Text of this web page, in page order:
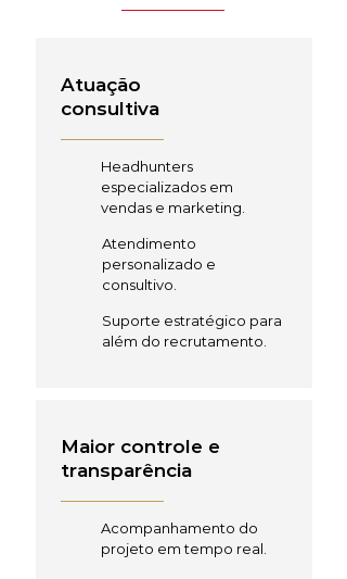
Atuação
consultiva
Headhunters
especializados em
vendas e marketing.
Atendimento
personalizado e
consultivo.
Suporte estratégico para
além do recrutamento.
Maior controle e
transparência
Acompanhamento do
projeto em tempo real.